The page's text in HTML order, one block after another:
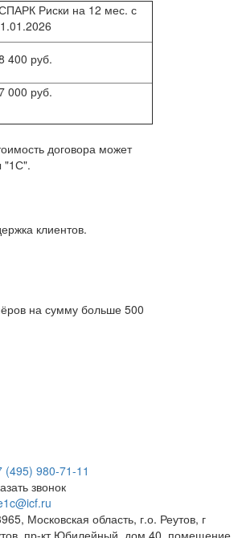
Риски на 12 мес. с
400 руб.
000 руб.
договора может
"1С".
клиентов.
на сумму больше 500
(495) 980-71-11
звонок
Московская область, г.о. Реутов, г
пр-кт Юбилейный, дом 40, помещение